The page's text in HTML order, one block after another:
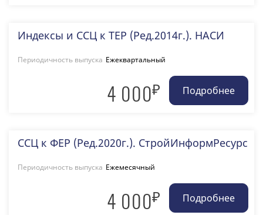
Индексы и ССЦ к ТЕР (Ред.2014г.). НАСИ
Периодичность выпуска Ежеквартальный
4 000₽
ССЦ к ФЕР (Ред.2020г.). СтройИнформРесурс
Периодичность выпуска Ежемесячный
4 000₽